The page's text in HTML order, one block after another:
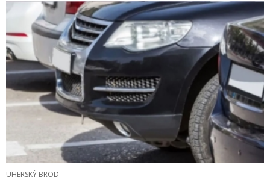
UHERSKÝ BROD